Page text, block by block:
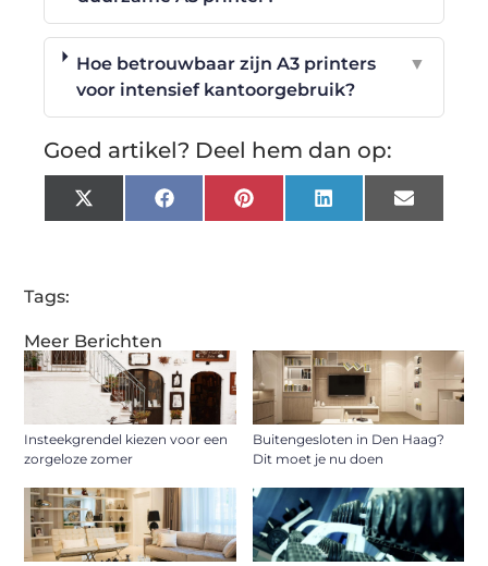
Meer Berichten
Insteekgrendel kiezen voor een
zorgeloze zomer
Buitengesloten in Den Haag?
Dit moet je nu doen
Hoe betrouwbaar zijn A3 printers
voor intensief kantoorgebruik?
▼
Goed artikel? Deel hem dan op:
X
(Twitter)
FacebookPinterestLinkedInEmail
Tags: